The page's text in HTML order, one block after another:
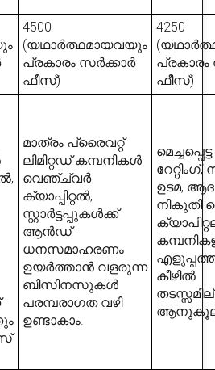
4500
(യഥാർത്ഥമായവയും
പ്രകാരം സർക്കാർ
ഫീസ്)
4250
പ്രകാരം
ഫീസ്)
മാത്രം പ്രൈവറ്റ്
ലിമിറ്റഡ് കമ്പനികൾ
വെഞ്ച്വർ
ക്യാപ്പിറ്റൽ,
സ്റ്റാർട്ടപ്പുകൾക്ക്
ആൻഡ്
ധനസമാഹരണം
ഉയർത്താൻ വളരുന്ന
ബിസിനസുകൾ
പരമ്പരാഗത വഴി
ഉണ്ടാകാം.
റേറ്റിംഗ്,
ഉടമ,
നികുതി
കീഴിൽ